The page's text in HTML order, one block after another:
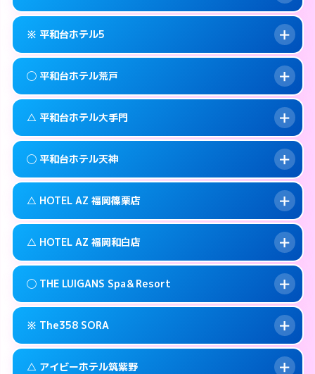
info このホテルの詳細ページを見る →
smartphone 092-735-1100
map 福岡市中央区西中洲5-10
info このホテルの詳細ページを見る →
案内方法: カードキーにつきホテルの入り口で
待ち合わせ。
info このホテルの詳細ページを見る →
案内方法: 女性が直接お部屋まで伺います。
smartphone 092-524-2121
map 福岡市中央区高砂1-1-18
info このホテルの詳細ページを見る →
※ 平和台ホテル5
案内方法: カードキーにつきホテルの入り口で
待ち合わせ。
info このホテルの詳細ページを見る →
◯ 平和台ホテル荒戸
案内方法: 女性が直接お部屋まで伺います。
smartphone 092-761-1361
map 福岡市中央区荒戸1-5-27
info このホテルの詳細ページを見る →
△ 平和台ホテル大手門
案内方法: 状況により派遣できません。
smartphone 092-741-4422
map 福岡市中央区大手門1-5-4
info このホテルの詳細ページを見る →
◯ 平和台ホテル天神
案内方法: 女性が直接お部屋まで伺います。
smartphone 092-737-1000
map 福岡市中央区舞鶴1-5-6
info このホテルの詳細ページを見る →
△ HOTEL AZ 福岡篠栗店
案内方法:状況により派遣できません。
smartphone 092-947-3310
map 糟屋郡篠栗町大字乙犬985-1
info このホテルの詳細ページを見る →
△ HOTEL AZ 福岡和白店
案内方法:状況により派遣できません。
smartphone 092-605-3301
map 福岡市東区和白丘2-3-1
◯ THE LUIGANS Spa＆Resort
案内方法: 女性が直接お部屋まで伺います。
※ The358 SORA
△ アイビーホテル筑紫野